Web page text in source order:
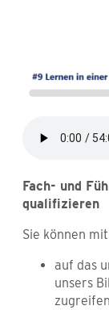
Fach- und
qualifizieren
Sie können
auf das
unsers